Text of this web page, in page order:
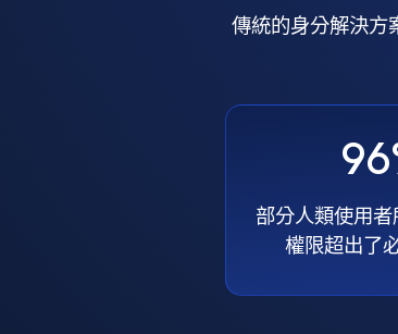
傳統的身分解決方
部分人類使用
權限超出了